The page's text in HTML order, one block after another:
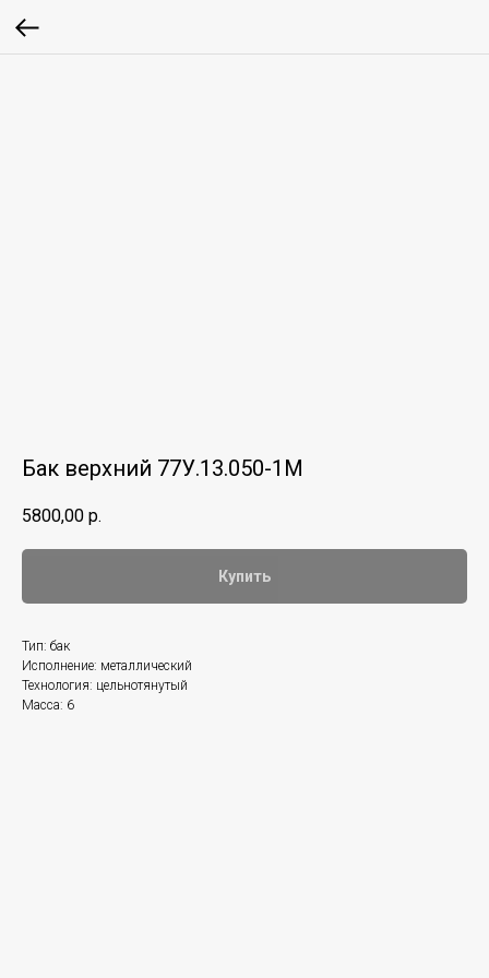
Бак верхний 77У.13.050-1М
5800,00 р.
Купить
Тип: бак
Исполнение: металлический
Технология: цельнотянутый
Масса: 6